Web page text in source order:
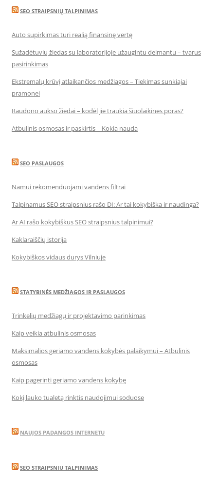
SEO STRAIPSNIŲ TALPINIMAS
Auto supirkimas turi realią finansinę vertę
Sužadėtuvių žiedas su laboratorijoje užaugintu deimantu – tvarus
pasirinkimas
Ekstremalų krūvį atlaikančios medžiagos – Tiekimas sunkiajai
pramonei
Raudono aukso žiedai – kodėl jie traukia šiuolaikines poras?
Atbulinis osmosas ir paskirtis – Kokia nauda
SEO PASLAUGOS
Namui rekomenduojami vandens filtrai
Talpinamus SEO straipsnius rašo DI: Ar tai kokybiška ir naudinga?
Ar AI rašo kokybiškus SEO straipsnius talpinimui?
Kaklaraiščių istorija
Kokybiškos vidaus durys Vilniuje
STATYBINĖS MEDŽIAGOS IR PASLAUGOS
Trinkelių medžiagų ir projektavimo parinkimas
Kaip veikia atbulinis osmosas
Maksimalios geriamo vandens kokybės palaikymui – Atbulinis
osmosas
Kaip pagerinti geriamo vandens kokybę
Kokį lauko tualetą rinktis naudojimui soduose
NAUJOS PADANGOS INTERNETU
SEO STRAIPSNIU TALPINIMAS